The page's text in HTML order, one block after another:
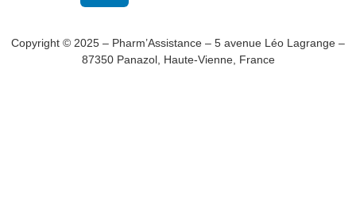
Copyright © 2025 – Pharm’Assistance – 5 avenue Léo Lagrange –
87350 Panazol, Haute-Vienne, France